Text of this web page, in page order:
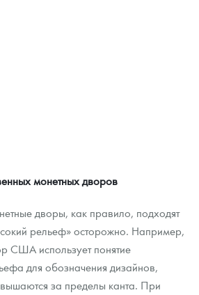
монетных дворов
дворы, как правило, подходят
рельеф» осторожно. Например,
США использует понятие
для обозначения дизайнов,
за пределы канта. При